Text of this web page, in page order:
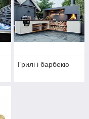
Грилі і барбекю